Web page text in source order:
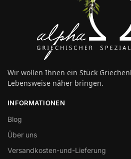
Wir wollen Ihnen ein Stück
Lebensweise näher bringen.
INFORMATIONEN
Blog
Über uns
Versandkosten-und-Lieferung